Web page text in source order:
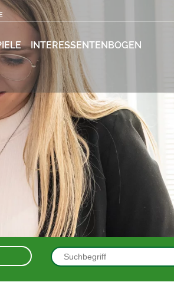
INTERESSENTENBOGEN